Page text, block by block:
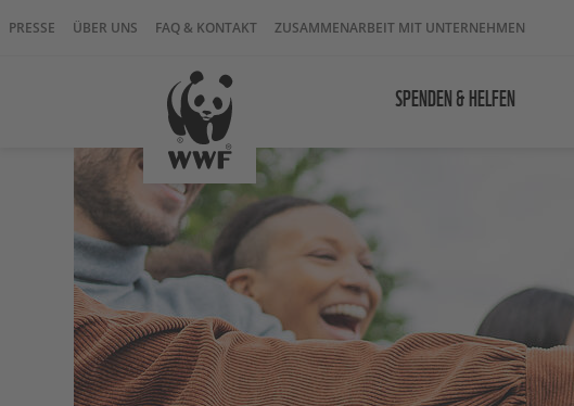
PRESSE ÜBER UNS FAQ & KONTAKT ZUSAMMENARBEIT MIT UNTERNEHMEN
SPENDEN & HELFEN